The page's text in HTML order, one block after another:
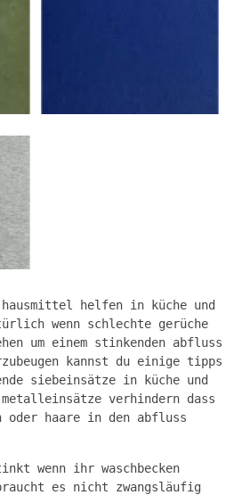
helfen in küche und
wenn schlechte gerüche
um einem stinkenden abfluss
kannst du einige tipps
siebeinsätze in küche und
metalleinsätze verhindern dass
oder haare in den abfluss
wenn ihr waschbecken
es nicht zwangsläufig